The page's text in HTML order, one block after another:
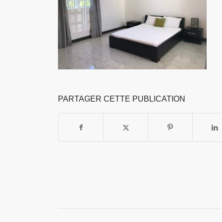
PARTAGER CETTE PUBLICATION